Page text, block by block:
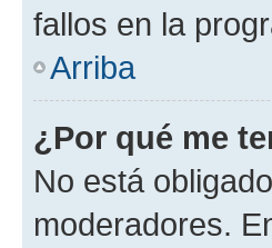
fallos en la
Arriba
¿Por qué me
No está
moderadores.